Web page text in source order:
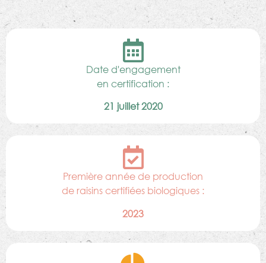
Date d'engagement
en certification :
21 juillet 2020
Première année de production
de raisins certifiées biologiques :
2023